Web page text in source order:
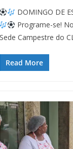
DOMINGO DE
Programe-se!
Sede Campestre do
Read More